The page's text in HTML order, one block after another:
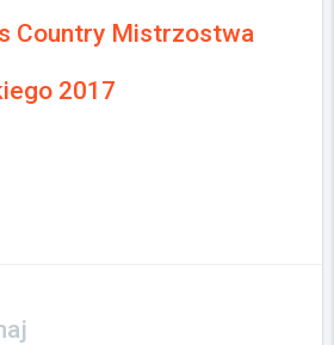
Country Mistrzostwa
2017